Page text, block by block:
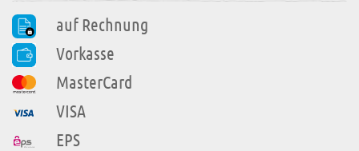
auf Rechnung
Vorkasse
MasterCard
VISA
EPS